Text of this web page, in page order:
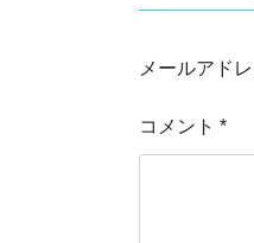
メールアド
コメント *